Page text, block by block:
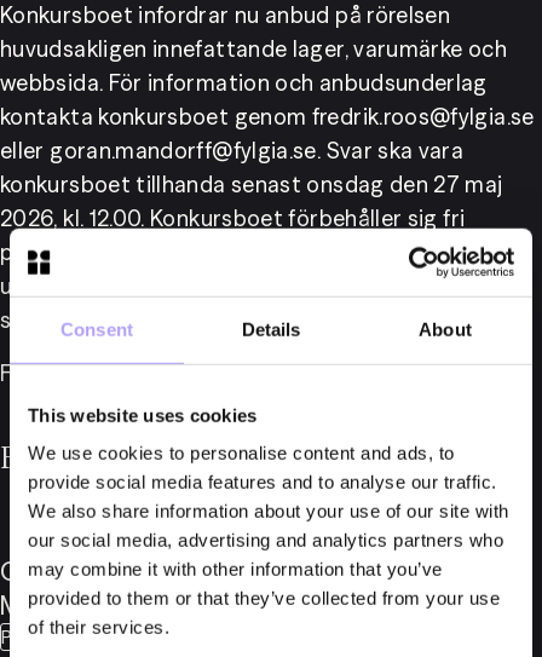
Consent Details About
This website uses cookies
We use cookies to personalise content and ads, to
provide social media features and to analyse our traffic.
We also share information about your use of our site with
our social media, advertising and analytics partners who
may combine it with other information that you’ve
provided to them or that they’ve collected from your use
of their services.
Konkursboet infordrar nu anbud på rörelsen
huvudsakligen innefattande lager, varumärke och
webbsida. För information och anbudsunderlag
kontakta konkursboet genom fredrik.roos@fylgia.se
eller goran.mandorff@fylgia.se. Svar ska vara
konkursboet tillhanda senast onsdag den 27 maj
2026, kl. 12.00. Konkursboet förbehåller sig fri
prövningsrätt, liksom rätt till mellankommande
underhandsförsäljning innan anbudsförfarandet
slutförts.
För mer information: https://lnkd.in/di26kUnw
För mer information, vänligen kontakta
Partner
Göran
Mandorff
Fredrik
Roos